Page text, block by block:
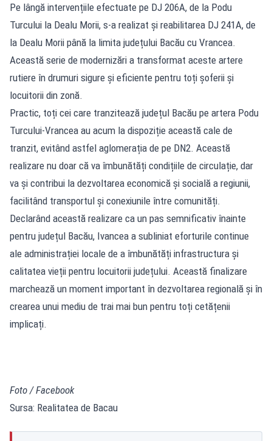
Pe lângă intervențiile efectuate pe DJ 206A, de la Podu
Turcului la Dealu Morii, s-a realizat și reabilitarea DJ 241A, de
la Dealu Morii până la limita județului Bacău cu Vrancea.
Această serie de modernizări a transformat aceste artere
rutiere în drumuri sigure și eficiente pentru toți șoferii și
locuitorii din zonă.
Practic, toți cei care tranzitează județul Bacău pe artera Podu
Turcului-Vrancea au acum la dispoziție această cale de
tranzit, evitând astfel aglomerația de pe DN2. Această
realizare nu doar că va îmbunătăți condițiile de circulație, dar
va și contribui la dezvoltarea economică și socială a regiunii,
facilitând transportul și conexiunile între comunități.
Declarând această realizare ca un pas semnificativ înainte
pentru județul Bacău, Ivancea a subliniat eforturile continue
ale administrației locale de a îmbunătăți infrastructura și
calitatea vieții pentru locuitorii județului. Această finalizare
marchează un moment important în dezvoltarea regională și în
crearea unui mediu de trai mai bun pentru toți cetățenii
implicați.
Foto /Facebook
Sursa: Realitatea de Bacau